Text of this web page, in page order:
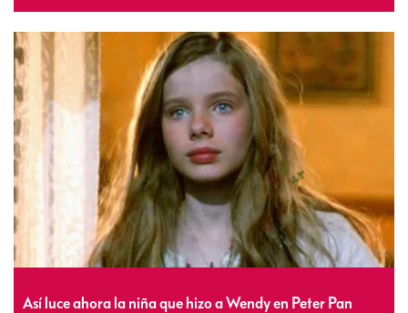
Así luce ahora la niña que hizo a Wendy en Peter Pan